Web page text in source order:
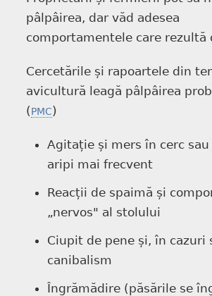
pâlpâirea, dar văd adesea
comportamentele care rezultă
Cercetările și rapoartele din
avicultură leagă pâlpâirea
(PMC)
Agitație și mers în cerc
aripi mai frecvent
Reacții de spaimă și
„nervos" al stolului
Ciupit de pene și, în cazuri
canibalism
Îngrămădire (păsările se